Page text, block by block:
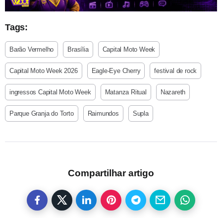
Tags:
Barão Vermelho Brasília Capital Moto Week
Capital Moto Week 2026 Eagle-Eye Cherry festival de rock
ingressos Capital Moto Week Matanza Ritual Nazareth
Parque Granja do Torto Raimundos Supla
Compartilhar artigo